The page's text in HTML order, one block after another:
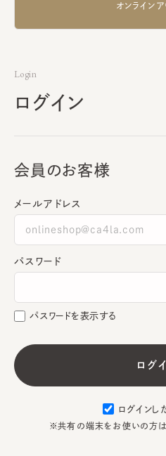
オンラインア
Login
ログイン
会員のお客様
メールアドレス
パスワード
パスワードを表示する
ログインし
※共有の端末をお使いの方は